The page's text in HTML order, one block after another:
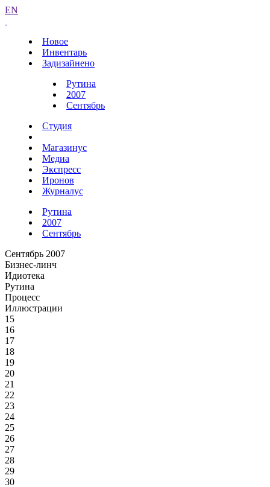
EN
Новое
Инвентарь
Задизайнено
Рутина
2007
Сентябрь
Студия
Магазинус
Медиа
Экспресс
Иронов
Журналус
Рутина
2007
Сентябрь
Сентябрь 2007
Бизнес-линч
Идиотека
Рутина
Процесс
Иллюстрации
15
16
17
18
19
20
21
22
23
24
25
26
27
28
29
30